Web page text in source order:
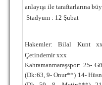
anlayışı ile taraftarlarına
Stadyum : 12 Şubat
Hakemler: Bilal Kunt
Çetindemir xxx
Kahramanmaraşspor: 25-
(Dk:63, 9- Onur**) 14-